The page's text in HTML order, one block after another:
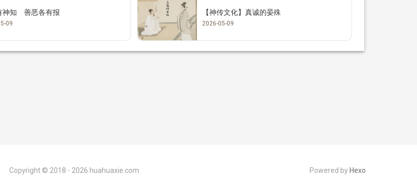
神知 善恶各有报
09
【神传文化】真诚的晏殊
2026-05-09
Copyright © 2018 - 2026 huahuaxie.com
Powered byHexo